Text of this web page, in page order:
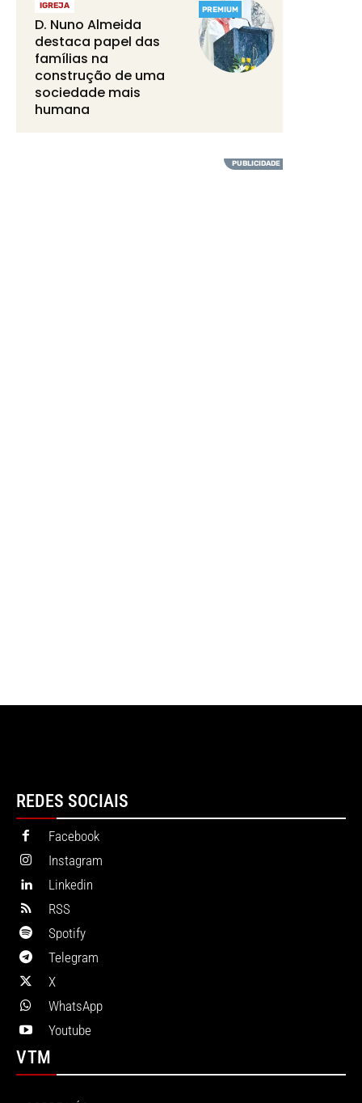
PREMIUM
IGREJA
D. Nuno Almeida
destaca papel das
famílias na
construção de uma
sociedade mais
humana
REDES SOCIAIS
Facebook
Instagram
Linkedin
RSS
Spotify
Telegram
X
WhatsApp
Youtube
VTM